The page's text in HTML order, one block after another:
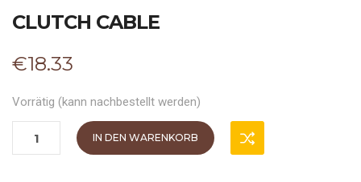
CLUTCH CABLE
€18.33
Vorrätig (kann nachbestellt werden)
IN DEN WARENKORB